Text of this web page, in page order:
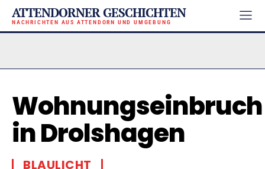
ATTENDORNER GESCHICHTEN
NACHRICHTEN AUS ATTENDORN UND UMGEBUNG
Wohnungseinbruch
in Drolshagen
BLAULICHT